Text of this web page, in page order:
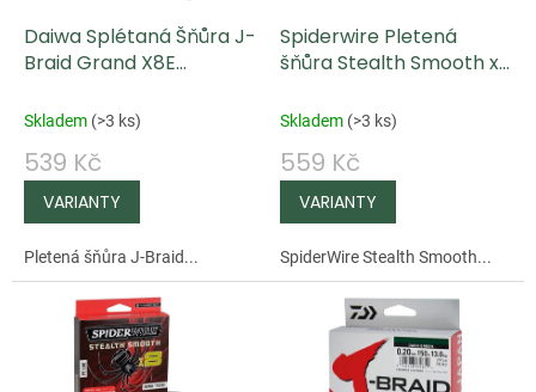
o
d
u
k
ů
Daiwa Splétaná Šňůra J-
Braid Grand X8E
Skladem (>3 ks)
539 Kč
Pletená šňůra J-Braid...
Spiderwire Pletená
šňůra Stealth Smooth x8
Skladem (>3 ks)
559 Kč
SpiderWire Stealth Smooth...